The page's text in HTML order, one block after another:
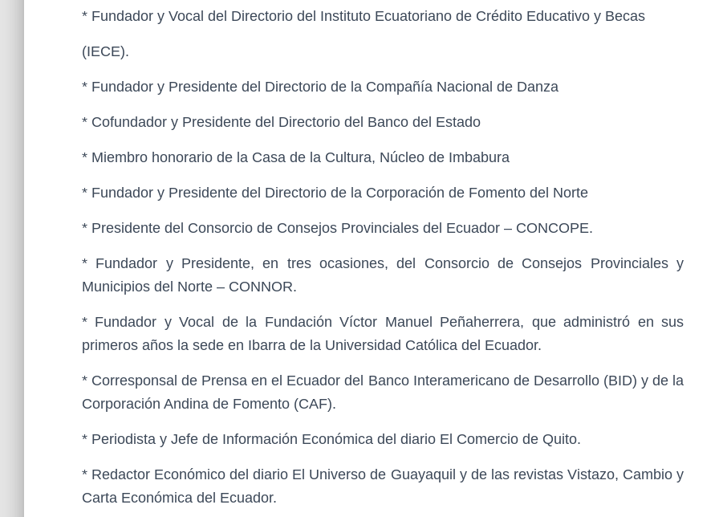
* Fundador y Vocal del Directorio del Instituto Ecuatoriano de Crédito Educativo y Becas
(IECE).
* Fundador y Presidente del Directorio de la Compañía Nacional de Danza
* Cofundador y Presidente del Directorio del Banco del Estado
* Miembro honorario de la Casa de la Cultura, Núcleo de Imbabura
* Fundador y Presidente del Directorio de la Corporación de Fomento del Norte
* Presidente del Consorcio de Consejos Provinciales del Ecuador – CONCOPE.
* Fundador y Presidente, en tres ocasiones, del Consorcio de Consejos Provinciales y
Municipios del Norte – CONNOR.
* Fundador y Vocal de la Fundación Víctor Manuel Peñaherrera, que administró en sus
primeros años la sede en Ibarra de la Universidad Católica del Ecuador.
* Corresponsal de Prensa en el Ecuador del Banco Interamericano de Desarrollo (BID) y de la
Corporación Andina de Fomento (CAF).
* Periodista y Jefe de Información Económica del diario El Comercio de Quito.
* Redactor Económico del diario El Universo de Guayaquil y de las revistas Vistazo, Cambio y
Carta Económica del Ecuador.